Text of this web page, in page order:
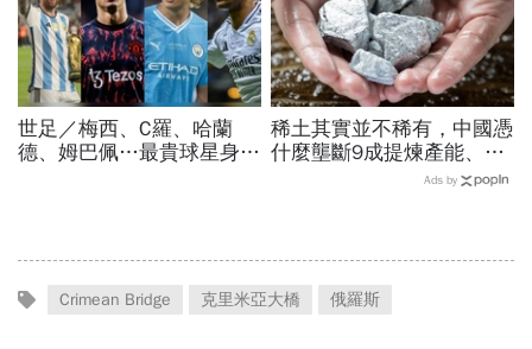
世足／梅西、C羅、哈蘭
德、姆巴佩…最貴球星身價
稀土其實並不稀有，中國憑
什麼壟斷9成提煉產能、掐
住川普脖子？洪財隆解析：
Ads by
Crimean Bridge 克里米亞大橋 俄羅斯